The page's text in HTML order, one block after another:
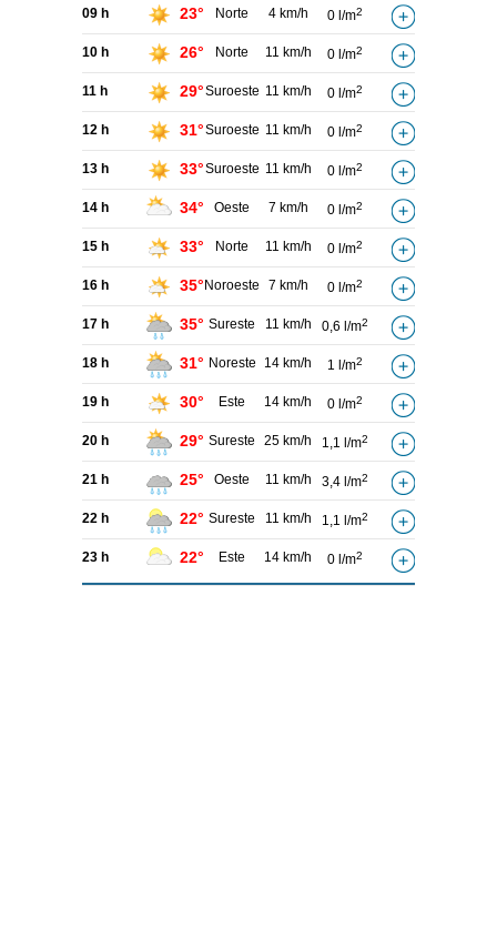
09 h 23° Norte 4 km/h 0 l/m2
10 h 26° Norte 11 km/h 0 l/m2
11 h 29°Suroeste 11 km/h 0 l/m2
12 h 31°Suroeste 11 km/h 0 l/m2
13 h 33°Suroeste 11 km/h 0 l/m2
14 h 34° Oeste 7 km/h 0 l/m2
15 h 33° Norte 11 km/h 0 l/m2
16 h 35° Noroeste 7 km/h 0 l/m2
17 h 35° Sureste 11 km/h 0,6 l/m2
18 h 31° Noreste 14 km/h 1 l/m2
19 h 30° Este 14 km/h 0 l/m2
20 h 29° Sureste 25 km/h 1,1 l/m2
21 h 25° Oeste 11 km/h 3,4 l/m2
22 h 22° Sureste 11 km/h 1,1 l/m2
23 h 22° Este 14 km/h 0 l/m2